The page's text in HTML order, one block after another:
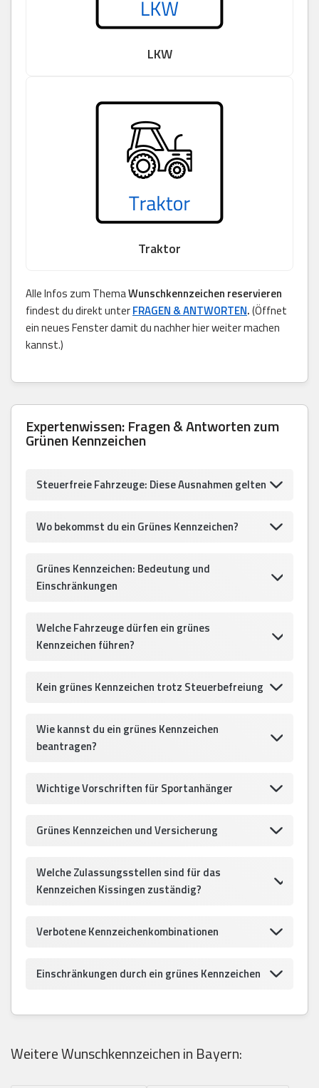
LKW
Traktor
Alle Infos zum ThemaWunschkennzeichen reservieren
findest du direkt unterFRAGEN & ANTWORTEN.(Öffnet
ein neues Fenster damit du nachher hier weiter machen
kannst.)
Expertenwissen: Fragen & Antworten zum
Grünen Kennzeichen
Steuerfreie Fahrzeuge: Diese Ausnahmen gelten
Wo bekommst du ein Grünes Kennzeichen?
Grünes Kennzeichen: Bedeutung und
Einschränkungen
Welche Fahrzeuge dürfen ein grünes
Kennzeichen führen?
Kein grünes Kennzeichen trotz Steuerbefreiung
Wie kannst du ein grünes Kennzeichen
beantragen?
Wichtige Vorschriften für Sportanhänger
Grünes Kennzeichen und Versicherung
Welche Zulassungsstellen sind für das
Kennzeichen Kissingen zuständig?
Verbotene Kennzeichenkombinationen
Einschränkungen durch ein grünes Kennzeichen
Weitere Wunschkennzeichen in Bayern: